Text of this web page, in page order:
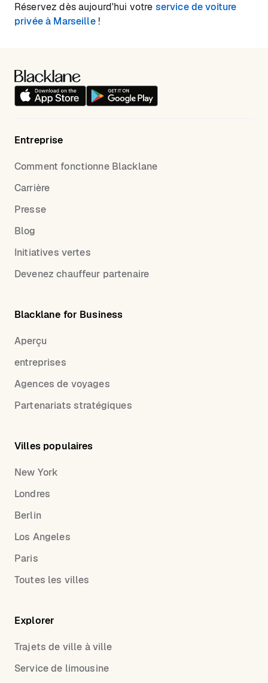
Réservez dès aujourd'hui votre service de voiture
privée à Marseille!
Entreprise
Comment fonctionne Blacklane
Carrière
Presse
Blog
Initiatives vertes
Devenez chauffeur partenaire
Blacklane for Business
Aperçu
entreprises
Agences de voyages
Partenariats stratégiques
Villes populaires
New York
Londres
Berlin
Los Angeles
Paris
Toutes les villes
Explorer
Trajets de ville à ville
Service de limousine